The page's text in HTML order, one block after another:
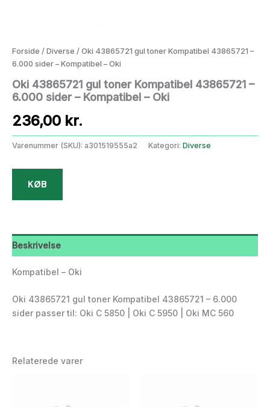
Forside / Diverse / Oki 43865721 gul toner Kompatibel 43865721 –
6.000 sider – Kompatibel – Oki
Oki 43865721 gul toner Kompatibel 43865721 –
6.000 sider – Kompatibel – Oki
236,00 kr.
Varenummer (SKU): a301519555a2 Kategori: Diverse
KØB
Beskrivelse
Kompatibel – Oki
Oki 43865721 gul toner Kompatibel 43865721 – 6.000
sider passer til: Oki C 5850 | Oki C 5950 | Oki MC 560
Relaterede varer